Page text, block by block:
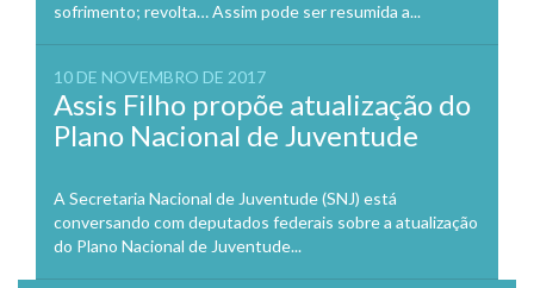
sofrimento; revolta… Assim pode ser resumida a...
10 DE NOVEMBRO DE 2017
Assis Filho propõe atualização do
Plano Nacional de Juventude
A Secretaria Nacional de Juventude (SNJ) está
conversando com deputados federais sobre a atualização
do Plano Nacional de Juventude...